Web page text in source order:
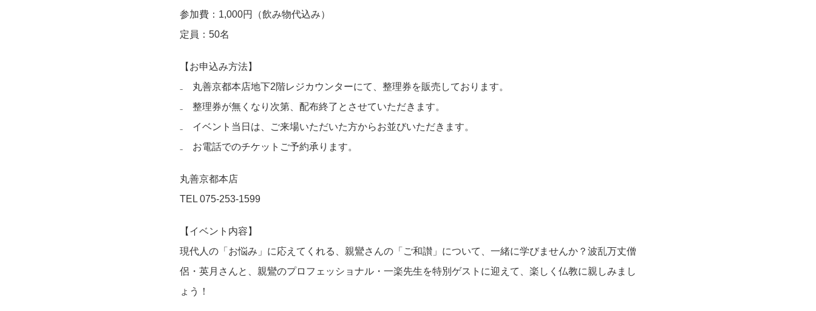
参加費：1,000円（飲み物代込み）
定員：50名
【お申込み方法】
₋ 丸善京都本店地下2階レジカウンターにて、整理券を販売しております。
₋ 整理券が無くなり次第、配布終了とさせていただきます。
₋ イベント当日は、ご来場いただいた方からお並びいただきます。
₋ お電話でのチケットご予約承ります。
丸善京都本店
TEL 075-253-1599
【イベント内容】
現代人の「お悩み」に応えてくれる、親鸞さんの「ご和讃」について、一緒に学びませんか？波乱万丈僧
侶・英月さんと、親鸞のプロフェッショナル・一楽先生を特別ゲストに迎えて、楽しく仏教に親しみまし
ょう！